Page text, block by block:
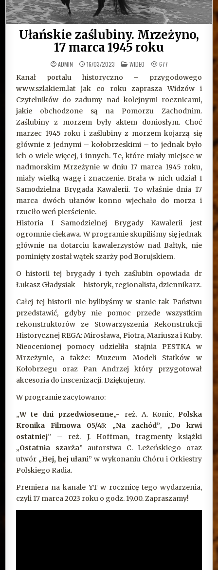
Ułańskie zaślubiny. Mrzeżyno,
17 marca 1945 roku
ADMIN 16/03/2023 OPUBLIKOWANE
W
WIDEO 677
Kanał portalu historyczno – przygodowego
www.szlakiem.lat jak co roku zaprasza Widzów i
Czytelników do zadumy nad kolejnymi rocznicami,
jakie obchodzone są na Pomorzu Zachodnim.
Zaślubiny z morzem były aktem doniosłym. Choć
marzec 1945 roku i zaślubiny z morzem kojarzą się
głównie z jednymi – kołobrzeskimi – to jednak było
ich o wiele więcej, i innych. Te, które miały miejsce w
nadmorskim Mrzeżynie w dniu 17 marca 1945 roku,
miały wielką wagę i znaczenie. Brała w nich udział I
Samodzielna Brygada Kawalerii. To właśnie dnia 17
marca dwóch ułanów konno wjechało do morza i
rzuciło weń pierścienie.
Historia I Samodzielnej Brygady Kawalerii jest
ogromnie ciekawa. W programie skupiliśmy się jednak
głównie na dotarciu kawalerzystów nad Bałtyk, nie
pominięty został wątek szarży pod Borujskiem.
O historii tej brygady i tych zaślubin opowiada dr
Łukasz Gładysiak – historyk, regionalista, dziennikarz.
Całej tej historii nie bylibyśmy w stanie tak Państwu
przedstawić, gdyby nie pomoc przede wszystkim
rekonstruktorów ze Stowarzyszenia Rekonstrukcji
Historycznej REGA: Mirosława, Piotra, Mariusza i Kuby.
Nieocenionej pomocy udzieliła stajnia PESTKA w
Mrzeżynie, a także: Muzeum Modeli Statków w
Kołobrzegu oraz Pan Andrzej który przygotował
akcesoria do inscenizacji. Dziękujemy.
W programie zacytowano:
„W te dni przedwiosenne„- reż. A. Konic, Polska
Kronika Filmowa 05/45: „Na zachód”, „Do krwi
ostatniej” – reż. J. Hoffman, fragmenty książki
„Ostatnia szarża” autorstwa C. Leżeńskiego oraz
utwór „Hej, hej ułani” w wykonaniu Chóru i Orkiestry
Polskiego Radia.
Premiera na kanale YT w rocznicę tego wydarzenia,
czyli 17 marca 2023 roku o godz. 19.00. Zapraszamy!